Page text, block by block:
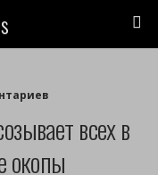
всех в
окопы